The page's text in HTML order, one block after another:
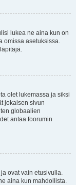
lukea ne aina kun on
omissa asetuksissa.
olet lukemassa ja siksi
jokaisen sivun
globaalien
antaa foorumin
ovat vain etusivulla.
aina kun mahdollista.